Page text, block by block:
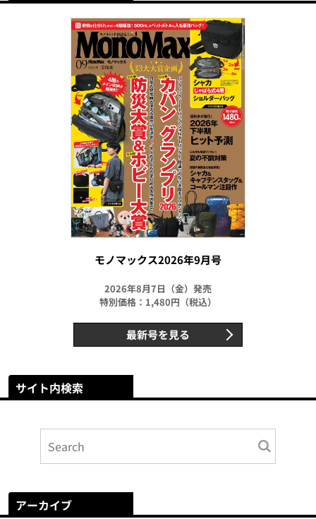
モノマックス2026年9月号
2026年8月7日（金）発売
特別価格：1,480円（税込）
最新号を見る
サイト内検索
アーカイブ